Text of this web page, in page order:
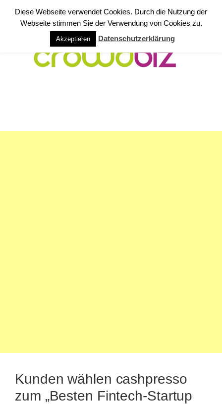
Kunden wählen cashpresso
zum „Besten Fintech-Startup
Diese Webseite verwendet Cookies. Durch die Nutzung der
Webseite stimmen Sie der Verwendung von Cookies zu.
Akzeptieren Datenschutzerklärung